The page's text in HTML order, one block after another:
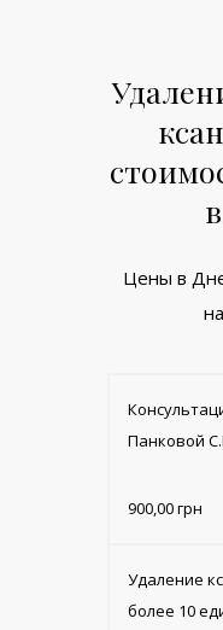
Цены в
Панковой
900,00 грн
Удаление
более 10